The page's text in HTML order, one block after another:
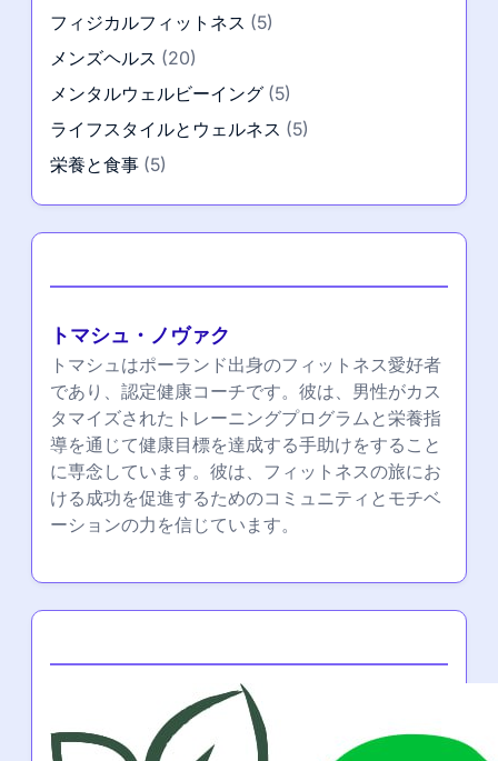
フィジカルフィットネス (5)
メンズヘルス (20)
メンタルウェルビーイング (5)
ライフスタイルとウェルネス (5)
栄養と食事 (5)
トマシュ・ノヴァク
トマシュはポーランド出身のフィットネス愛好者
であり、認定健康コーチです。彼は、男性がカス
タマイズされたトレーニングプログラムと栄養指
導を通じて健康目標を達成する手助けをすること
に専念しています。彼は、フィットネスの旅にお
ける成功を促進するためのコミュニティとモチベ
ーションの力を信じています。